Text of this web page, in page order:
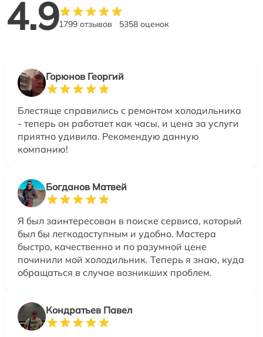
4.91799 отзывов 5358 оценок
Горюнов Георгий
Блестяще справились с ремонтом холодильника
- теперь он работает как часы, и цена за услуги
приятно удивила. Рекомендую данную
компанию!
Богданов Матвей
Я был заинтересован в поиске сервиса, который
был бы легкодоступным и удобно. Мастера
быстро, качественно и по разумной цене
починили мой холодильник. Теперь я знаю, куда
обращаться в случае возникших проблем.
Кондратьев Павел